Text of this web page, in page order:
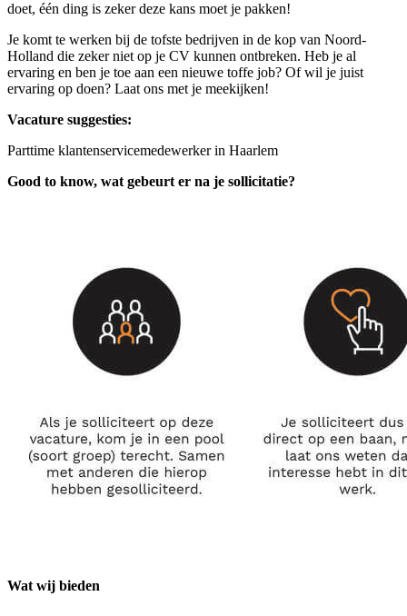
doet, één ding is zeker deze kans moet je pakken!
Je komt te werken bij de tofste bedrijven in de kop van Noord-
Holland die zeker niet op je CV kunnen ontbreken. Heb je al
ervaring en ben je toe aan een nieuwe toffe job? Of wil je juist
ervaring op doen? Laat ons met je meekijken!
Vacature suggesties:
Parttime klantenservicemedewerker in Haarlem
Good to know, wat gebeurt er na je sollicitatie?
Wat wij bieden